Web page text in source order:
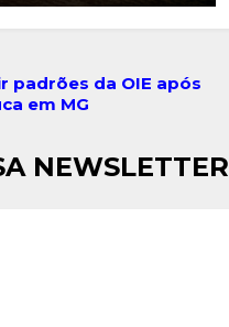
padrões da OIE após
em MG
NEWSLETTER